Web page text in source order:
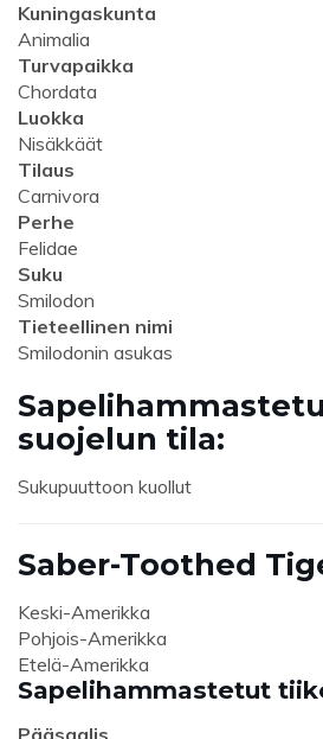
Kuningaskunta
Animalia
Turvapaikka
Chordata
Luokka
Nisäkkäät
Tilaus
Carnivora
Perhe
Felidae
Suku
Smilodon
Tieteellinen nimi
Smilodonin asukas
suojelun tila:
Sukupuuttoon kuollut
Saber-Toothed
Keski-Amerikka
Pohjois-Amerikka
Etelä-Amerikka
Sapelihammastetut